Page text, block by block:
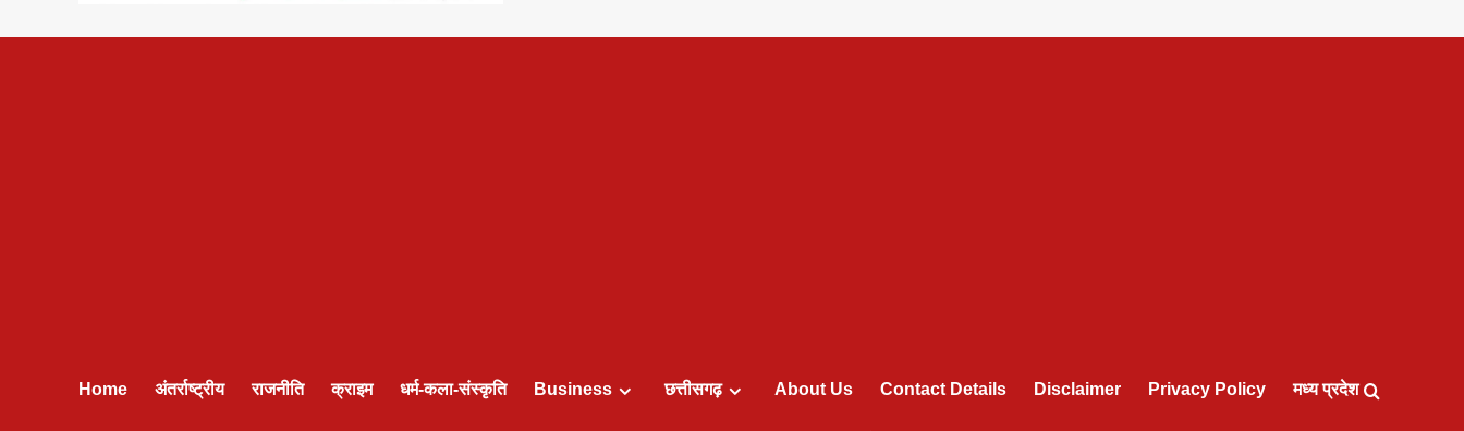
Home अंतर्राष्ट्रीय राजनीति क्राइम धर्म-कला-संस्कृति Business छत्तीसगढ़ About Us Contact Details Disclaimer Privacy Policy मध्य प्रदेश